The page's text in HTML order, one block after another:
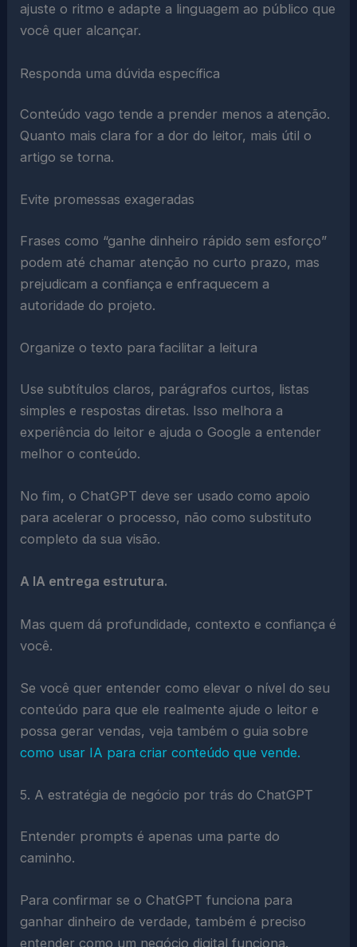
ajuste o ritmo e adapte a linguagem ao público que
você quer alcançar.
Responda uma dúvida específica
Conteúdo vago tende a prender menos a atenção.
Quanto mais clara for a dor do leitor, mais útil o
artigo se torna.
Evite promessas exageradas
Frases como “ganhe dinheiro rápido sem esforço”
podem até chamar atenção no curto prazo, mas
prejudicam a confiança e enfraquecem a
autoridade do projeto.
Organize o texto para facilitar a leitura
Use subtítulos claros, parágrafos curtos, listas
simples e respostas diretas. Isso melhora a
experiência do leitor e ajuda o Google a entender
melhor o conteúdo.
No fim, o ChatGPT deve ser usado como apoio
para acelerar o processo, não como substituto
completo da sua visão.
A IA entrega estrutura.
Mas quem dá profundidade, contexto e confiança é
você.
Se você quer entender como elevar o nível do seu
conteúdo para que ele realmente ajude o leitor e
possa gerar vendas, veja também o guia sobre
como usar IA para criar conteúdo que vende.
5. A estratégia de negócio por trás do ChatGPT
Entender prompts é apenas uma parte do
caminho.
Para confirmar se o ChatGPT funciona para
ganhar dinheiro de verdade, também é preciso
entender como um negócio digital funciona.